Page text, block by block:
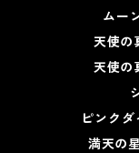
ムー
天使
天使
ピンク
満天の